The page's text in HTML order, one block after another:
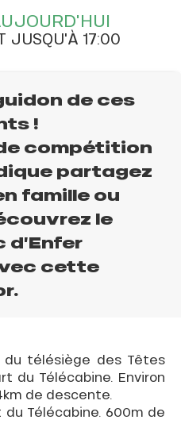
JUSQU'À 17:00
de ces
!
compétition
partagez
famille ou
le
d’Enfer
cette
télésiège des Têtes
du Télécabine. Environ
de descente.
Télécabine. 600m de